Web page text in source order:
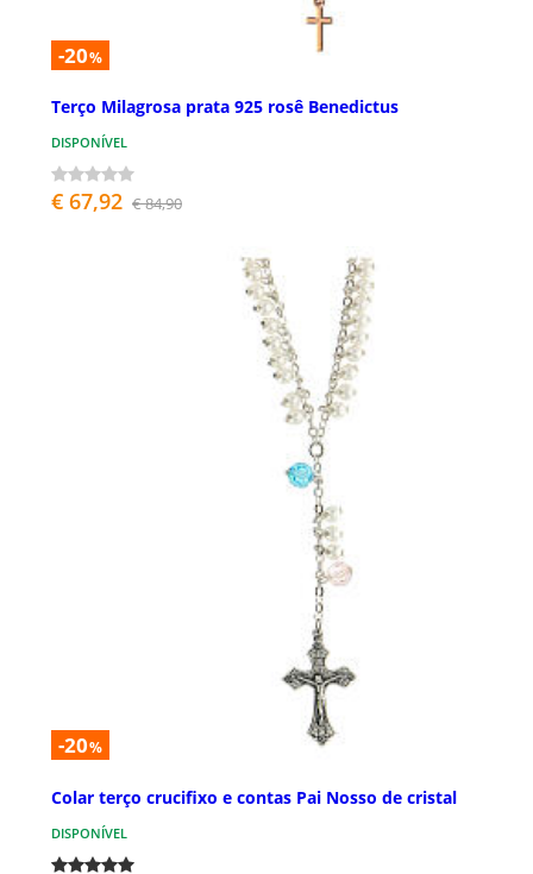
-20%
Terço Milagrosa prata 925 rosê Benedictus
DISPONÍVEL
€ 67,92 € 84,90
-20%
Colar terço crucifixo e contas Pai Nosso de cristal
DISPONÍVEL